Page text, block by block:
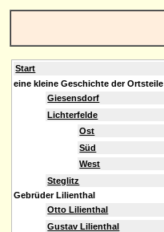
Start
eine kleine Geschichte der Ortsteile
Giesensdorf
Lichterfelde
Ost
Süd
West
Steglitz
Gebrüder Lilienthal
Otto Lilienthal
Gustav Lilienthal